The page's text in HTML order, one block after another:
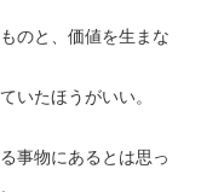
のと、価値を生まな
いたほうがいい。
事物にあるとは思っ